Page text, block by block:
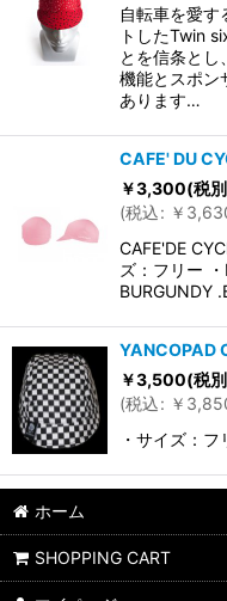
自転車を愛す
トしたTwin
とを信条とし
機能とスポン
あります…
CAFE' DU
￥3,300(税
(税込: ￥
CAFE'DE
ズ：フリー
BURGUNDY
YANCOPAD
￥3,500(税
(税込: ￥
・サイズ：
ホーム
SHOPPING CART